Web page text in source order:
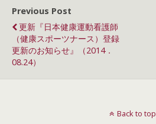
Previous Post
更新『日本健康運動看護師
（健康スポーツナース）登録
更新のお知らせ』（2014．
08.24）
Back to top